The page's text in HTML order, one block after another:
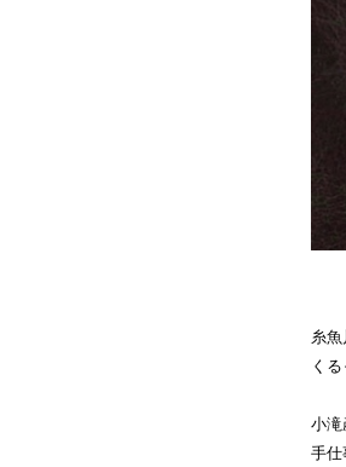
糸
く
小滝
手仕